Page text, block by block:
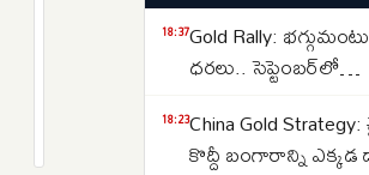
18:37Gold Rally:
ధరలు.. సెప్టెంబర్‌లో
18:23China Gold
కొద్దీ బంగారాన్ని